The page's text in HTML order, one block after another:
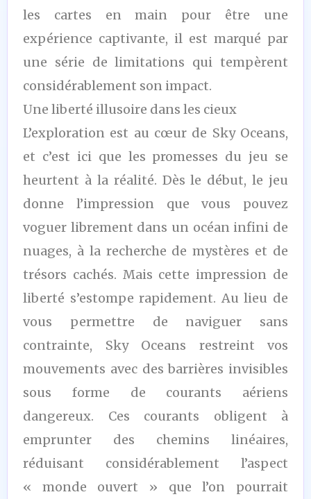
les cartes en main pour être une
expérience captivante, il est marqué par
une série de limitations qui tempèrent
considérablement son impact.
Une liberté illusoire dans les cieux
L’exploration est au cœur de Sky Oceans,
et c’est ici que les promesses du jeu se
heurtent à la réalité. Dès le début, le jeu
donne l’impression que vous pouvez
voguer librement dans un océan infini de
nuages, à la recherche de mystères et de
trésors cachés. Mais cette impression de
liberté s’estompe rapidement. Au lieu de
vous permettre de naviguer sans
contrainte, Sky Oceans restreint vos
mouvements avec des barrières invisibles
sous forme de courants aériens
dangereux. Ces courants obligent à
emprunter des chemins linéaires,
réduisant considérablement l’aspect
« monde ouvert » que l’on pourrait